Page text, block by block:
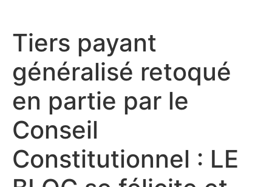
Tiers payant
généralisé retoqué
en partie par le
Conseil
Constitutionnel : LE